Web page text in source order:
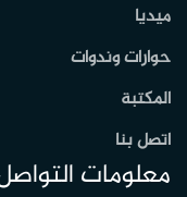
ميديا
حوارات وندوات
المكتبة
اتصل بنا
معلومات